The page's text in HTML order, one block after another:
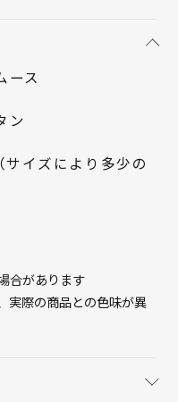
送
ース
ン
イズにより多少の
合があります
実際の商品との色味が異